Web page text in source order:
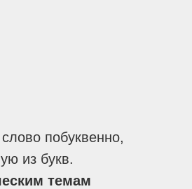
побуквенно,
из букв.
темам